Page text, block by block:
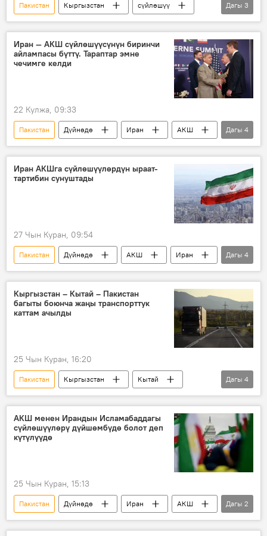
Пакистан Кыргызстан
сүйлөшүү
инвестициялар
электр энергиясы
Сагынбек Абдумуталип
Дагы 3
Иран — АКШ сүйлөшүүсүнүн биринчи
айлампасы бүттү. Тараптар эмне
чечимге келди
22 Кулжа, 09:33
Пакистан Дүйнөдө Иран
АКШ
Швейцария
Катар
сүйлөшүү
Аббас Аракчи
Дагы 4
Иран АКШга сүйлөшүүлөрдүн ыраат-
тартибин сунуштады
27 Чын Куран, 09:54
Пакистан Дүйнөдө АКШ
Иран
сүйлөшүү
план
тынчтык
Дагы 4
Кыргызстан – Кытай – Пакистан
багыты боюнча жаңы транспорттук
каттам ачылды
25 Чын Куран, 16:20
Пакистан Кыргызстан
Кытай
унаа
каттам
долбоор
кызматташтык
Дагы 4
АКШ менен Ирандын Исламабаддагы
сүйлөшүүлөрү дүйшөмбүдө болот деп
күтүлүүдө
25 Чын Куран, 15:13
Пакистан Дүйнөдө Иран
АКШ
сүйлөшүү
Аббас Аракчи
Дагы 2